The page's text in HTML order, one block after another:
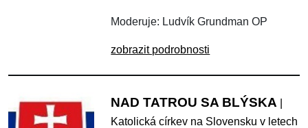
Moderuje: Ludvík Grundman OP
zobrazit podrobnosti
NAD TATROU SA BLÝSKA
Katolická církev na Slovensku v letech